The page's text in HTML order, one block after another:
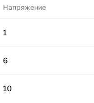
Напряжение
1
6
10